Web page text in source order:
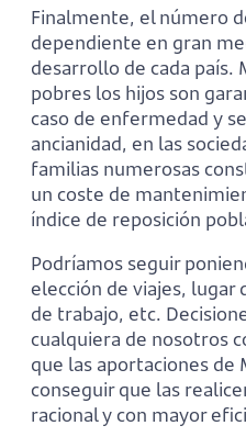
Finalmente, el número
dependiente en gran
desarrollo de cada país.
pobres los hijos son
caso de enfermedad y
ancianidad, en las
familias numerosas
un coste de
índice de reposición
Podríamos seguir
elección de viajes, lugar
de trabajo, etc.
cualquiera de nosotros
que las aportaciones de
conseguir que las
racional y con mayor